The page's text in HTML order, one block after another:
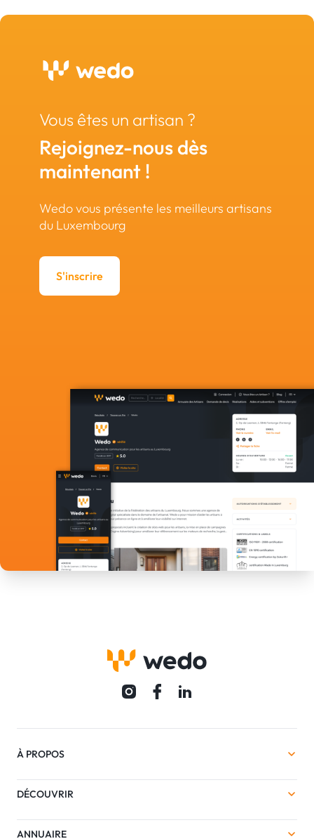
Vous êtes un artisan ?
Rejoignez-nous dès
maintenant !
Wedo vous présente les meilleurs artisans
du Luxembourg
S'inscrire
À PROPOS
DÉCOUVRIR
ANNUAIRE